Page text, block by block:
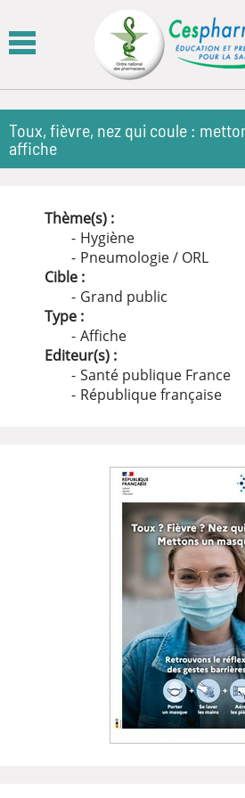
Toux, fièvre, nez qui coule :
affiche
Thème(s) :
Hygiène
Pneumologie / ORL
Cible :
Grand public
Type :
Affiche
Editeur(s) :
Santé publique France
République française